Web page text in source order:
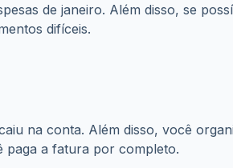
difíceis.
na conta. Além disso, você
paga a fatura por completo.